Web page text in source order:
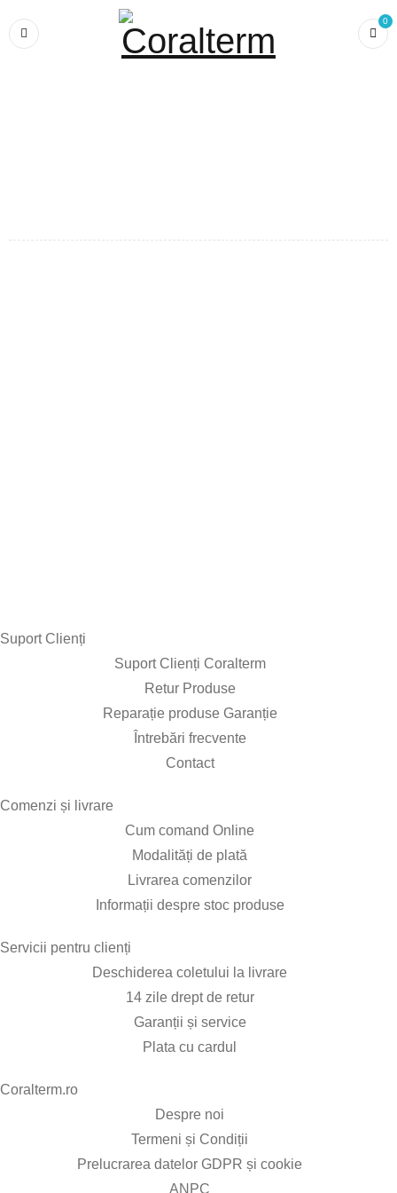
0
Suport Clienți​
Suport Clienți Coralterm
Retur Produse
Reparație produse Garanție
Întrebări frecvente
Contact
Comenzi și livrare​
Cum comand Online
Modalități de plată
Livrarea comenzilor
Informații despre stoc produse
Servicii pentru clienți​
Deschiderea coletului la livrare
14 zile drept de retur
Garanții și service
Plata cu cardul
Coralterm.ro​
Despre noi
Termeni și Condiții
Prelucrarea datelor GDPR și cookie
ANPC